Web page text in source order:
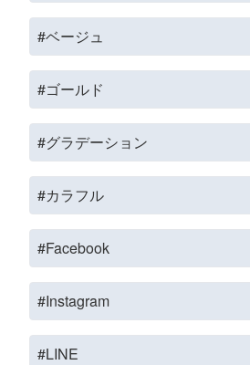
#ベージュ
#ゴールド
#グラデーション
#カラフル
#Facebook
#Instagram
#LINE